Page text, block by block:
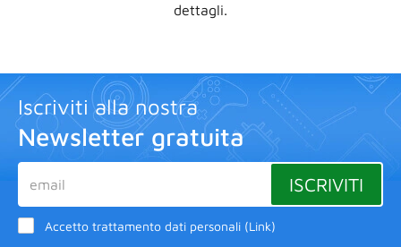
dettagli.
Iscriviti alla nostra
Newsletter gratuita
ISCRIVITI
Accetto trattamento dati personali (Link)